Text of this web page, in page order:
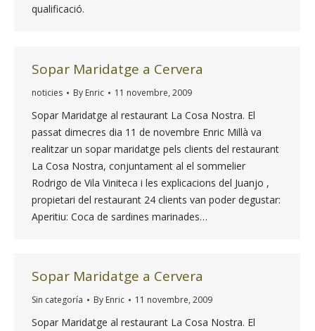
qualificació.
Sopar Maridatge a Cervera
noticies By Enric 11 novembre, 2009
Sopar Maridatge al restaurant La Cosa Nostra. El
passat dimecres dia 11 de novembre Enric Millà va
realitzar un sopar maridatge pels clients del restaurant
La Cosa Nostra, conjuntament al el sommelier
Rodrigo de Vila Viniteca i les explicacions del Juanjo ,
propietari del restaurant 24 clients van poder degustar:
Aperitiu: Coca de sardines marinades…
Sopar Maridatge a Cervera
Sin categoría By Enric 11 novembre, 2009
Sopar Maridatge al restaurant La Cosa Nostra. El